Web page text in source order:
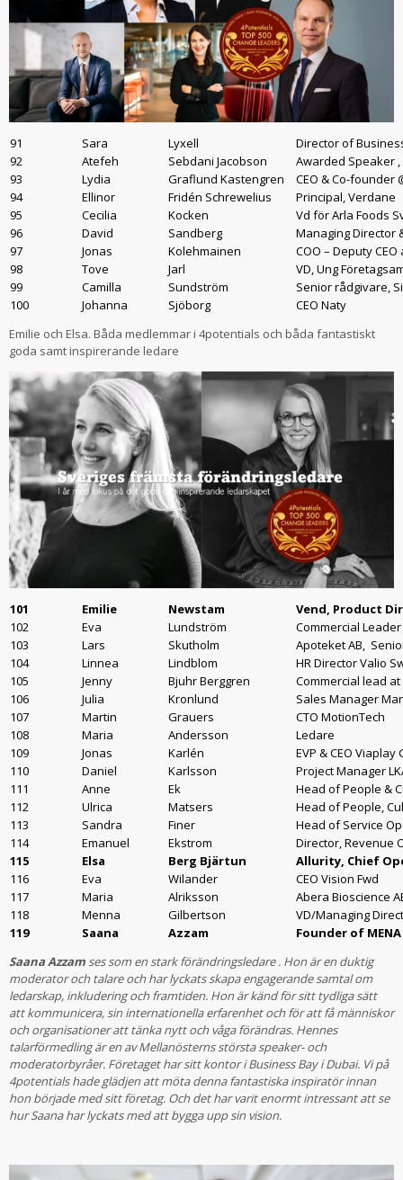
91 Sara Lyxell
Director of
92
Atefeh Sebdani Jacobson
Awarded Speaker
93
Lydia Graflund Kastengren
CEO & Co-founder
94
Ellinor Fridén Schrewelius
Principal, Verdane
95
Cecilia Kocken
Vd för Arla Foods
96
David Sandberg
Managing Director
97
Jonas Kolehmainen
COO – Deputy
98
Tove Jarl
VD, Ung
99
Camilla Sundström
Senior rådgivare,
100
Johanna Sjöborg
CEO Naty
Emilie och Elsa. Båda medlemmar i 4potentials och båda fantastiskt
goda samt inspirerande ledare
101 Emilie Newstam
Vend, Product
102
Eva Lundström
Commercial Leader
103
Lars Skutholm
Apoteket AB,
104
Linnea Lindblom
HR Director Valio
105
Jenny Bjuhr Berggren
Commercial lead
106
Julia Kronlund
Sales Manager
107
Martin Grauers
CTO MotionTech
108
Maria Andersson
Ledare
109
Jonas Karlén
EVP & CEO
110
Daniel Karlsson
Project Manager
111
Anne Ek
Head of People &
112
Ulrica Matsers
Head of People,
113
Sandra Finer
Head of Service
114
Emanuel Ekstrom
Director, Revenue
115
Elsa Berg Bjärtun
Allurity, Chief
116
Eva Wilander
CEO Vision Fwd
117
Maria Alriksson
Abera Bioscience
118
Menna Gilbertson
VD/Managing
119
Saana Azzam
Founder of
Saana Azzam ses som en stark förändringsledare . Hon är en duktig
moderator och talare och har lyckats skapa engagerande samtal om
ledarskap, inkludering och framtiden. Hon är känd för sitt tydliga sätt
att kommunicera, sin internationella erfarenhet och för att få människor
och organisationer att tänka nytt och våga förändras. Hennes
talarförmedling är en av Mellanösterns största speaker- och
moderatorbyråer. Företaget har sitt kontor i Business Bay i Dubai. Vi på
4potentials hade glädjen att möta denna fantastiska inspiratör innan
hon började med sitt företag. Och det har varit enormt intressant att se
hur Saana har lyckats med att bygga upp sin vision.